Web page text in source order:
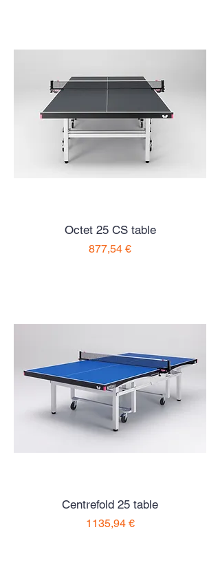
Octet 25 CS table
Preço
877,54 €
Centrefold 25 table
Preço
1135,94 €